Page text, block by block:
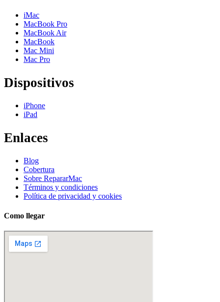
iMac
MacBook Pro
MacBook Air
MacBook
Mac Mini
Mac Pro
Dispositivos
iPhone
iPad
Enlaces
Blog
Cobertura
Sobre RepararMac
Términos y condiciones
Política de privacidad y cookies
Como llegar